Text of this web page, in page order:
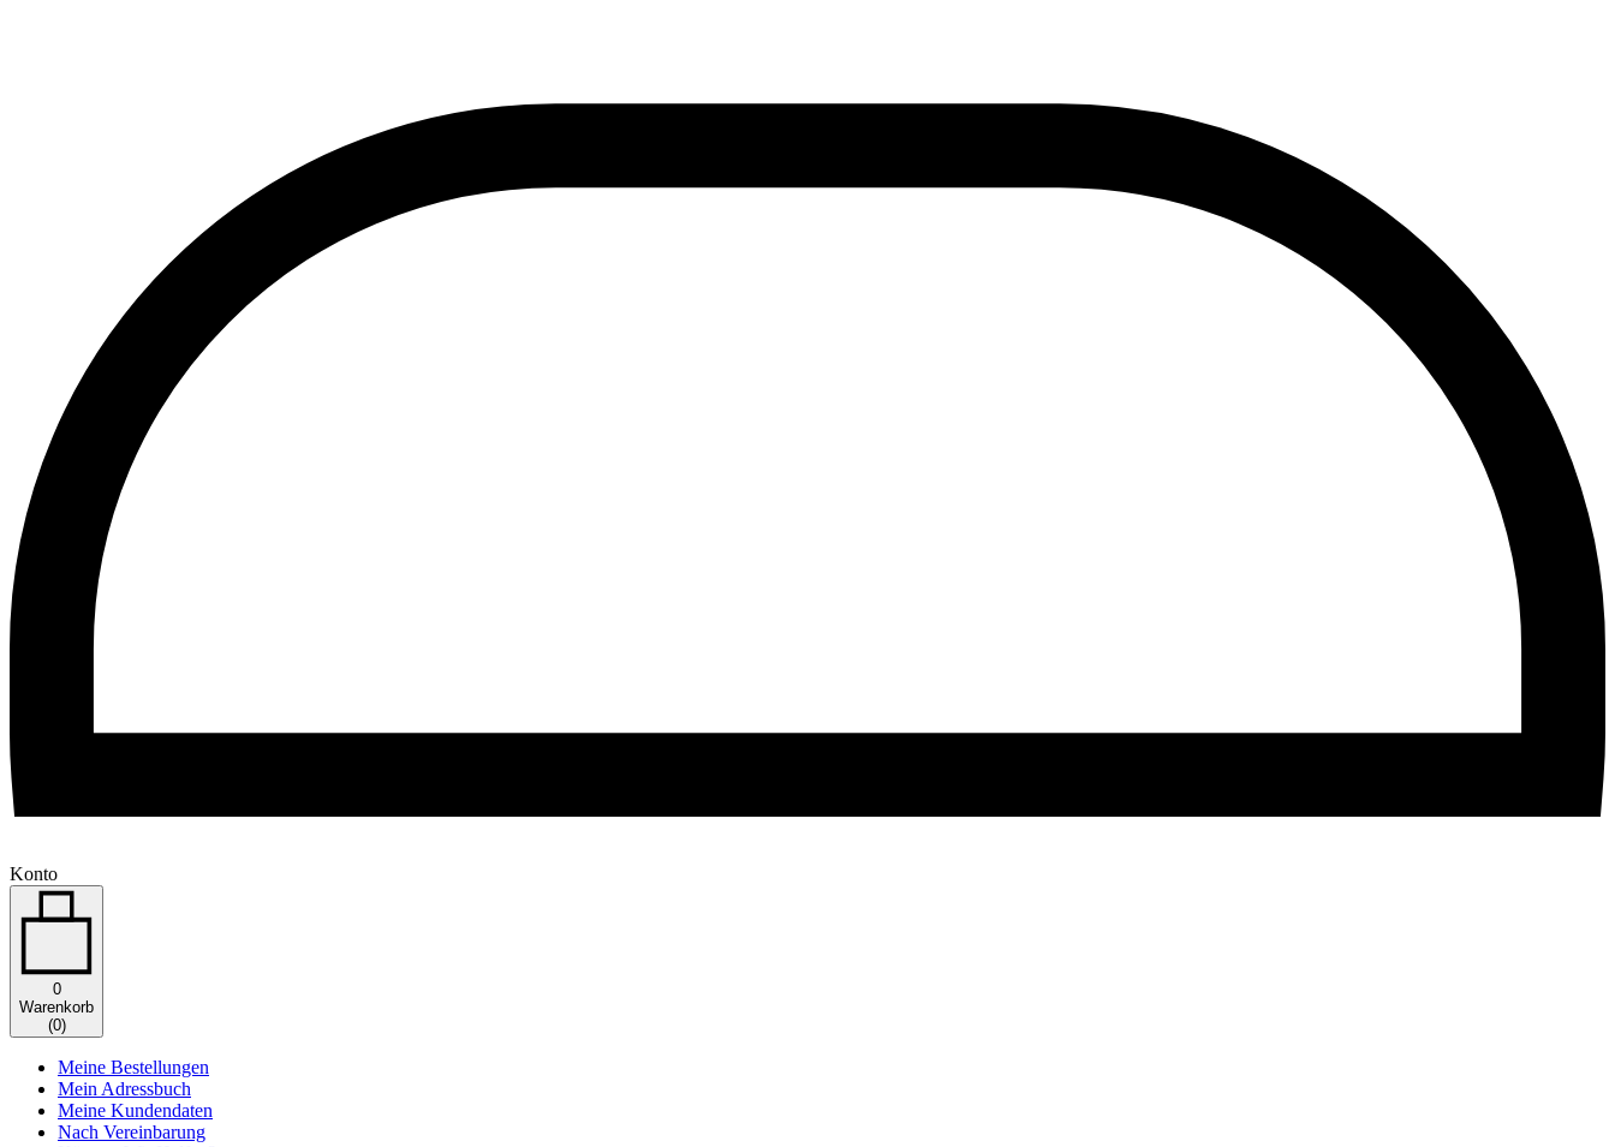
Konto
0
Warenkorb
(0)
Meine Bestellungen
Mein Adressbuch
Meine Kundendaten
Nach Vereinbarung